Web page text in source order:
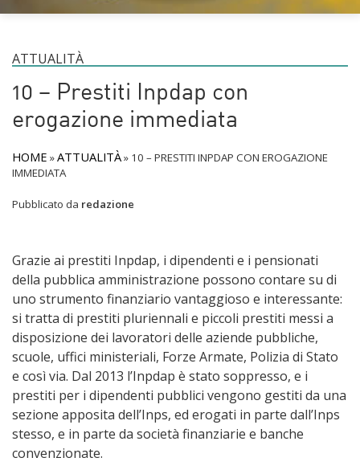
ATTUALITÀ
10 – Prestiti Inpdap con
erogazione immediata
HOME »ATTUALITÀ» 10 – PRESTITI INPDAP CON EROGAZIONE
IMMEDIATA
Pubblicato da redazione
Grazie ai prestiti Inpdap, i dipendenti e i pensionati
della pubblica amministrazione possono contare su di
uno strumento finanziario vantaggioso e interessante:
si tratta di prestiti pluriennali e piccoli prestiti messi a
disposizione dei lavoratori delle aziende pubbliche,
scuole, uffici ministeriali, Forze Armate, Polizia di Stato
e così via. Dal 2013 l’Inpdap è stato soppresso, e i
prestiti per i dipendenti pubblici vengono gestiti da una
sezione apposita dell’Inps, ed erogati in parte dall’Inps
stesso, e in parte da società finanziarie e banche
convenzionate.